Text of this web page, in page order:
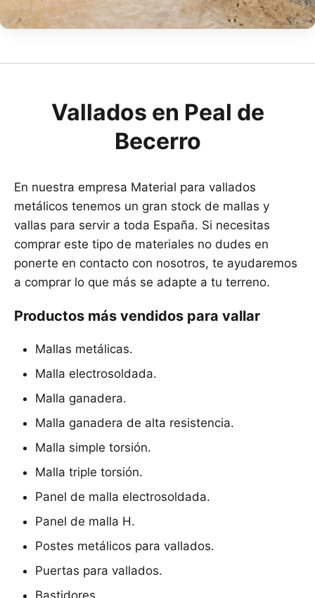
Vallados en Peal de
Becerro
En nuestra empresa Material para vallados
metálicos tenemos un gran stock de mallas y
vallas para servir a toda España. Si necesitas
comprar este tipo de materiales no dudes en
ponerte en contacto con nosotros, te ayudaremos
a comprar lo que más se adapte a tu terreno.
Productos más vendidos para vallar
Mallas metálicas.
Malla electrosoldada.
Malla ganadera.
Malla ganadera de alta resistencia.
Malla simple torsión.
Malla triple torsión.
Panel de malla electrosoldada.
Panel de malla H.
Postes metálicos para vallados.
Puertas para vallados.
Bastidores.